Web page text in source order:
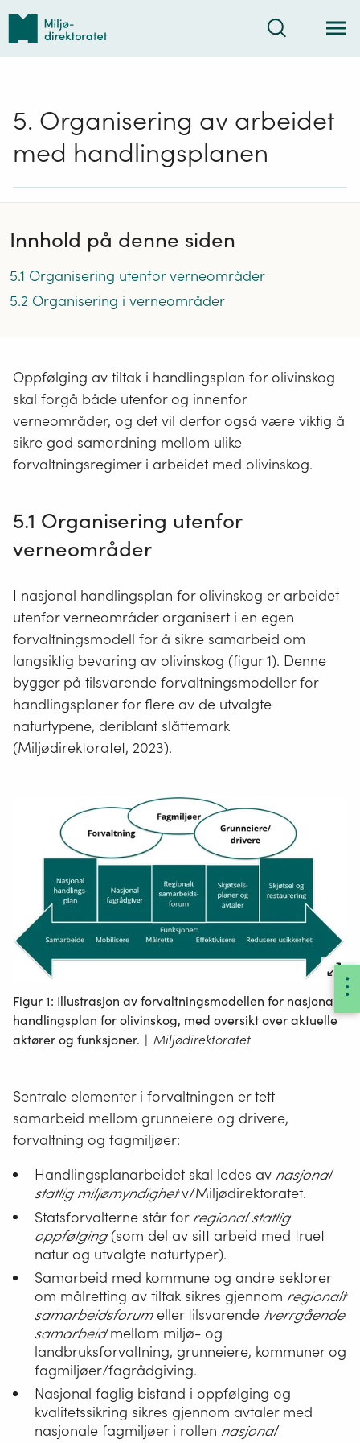
Tilbake
forsiden
Søk
5. Organisering av arbeidet
med handlingsplanen
Innhold på denne siden
5.1 Organisering utenfor verneområder
5.2 Organisering i verneområder
Oppfølging av tiltak i handlingsplan for olivinskog
skal forgå både utenfor og innenfor
verneområder, og det vil derfor også være viktig å
sikre god samordning mellom ulike
forvaltningsregimer i arbeidet med olivinskog.
5.1 Organisering utenfor
verneområder
I nasjonal handlingsplan for olivinskog er arbeidet
utenfor verneområder organisert i en egen
forvaltningsmodell for å sikre samarbeid om
langsiktig bevaring av olivinskog (figur 1). Denne
bygger på tilsvarende forvaltningsmodeller for
handlingsplaner for flere av de utvalgte
naturtypene, deriblant slåttemark
(Miljødirektoratet, 2023).
Figur 1: Illustrasjon av forvaltningsmodellen for nasjonal
handlingsplan for olivinskog, med oversikt over aktuelle
aktører og funksjoner. | Miljødirektoratet
Sentrale elementer i forvaltningen er tett
samarbeid mellom grunneiere og drivere,
forvaltning og fagmiljøer:
Handlingsplanarbeidet skal ledes av nasjonal
statlig miljømyndighetv/Miljødirektoratet.
Statsforvalterne står for regional statlig
oppfølging(som del av sitt arbeid med truet
natur og utvalgte naturtyper).
Samarbeid med kommune og andre sektorer
om målretting av tiltak sikres gjennom regionalt
samarbeidsforum eller tilsvarende tverrgående
samarbeidmellom miljø- og
landbruksforvaltning, grunneiere, kommuner og
fagmiljøer/fagrådgiving.
Nasjonal faglig bistand i oppfølging og
kvalitetssikring sikres gjennom avtaler med
nasjonale fagmiljøer i rollen nasjonal